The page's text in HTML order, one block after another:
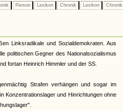
Person Lexikon Chronik Lexikon Chronik
Linksradikale und Sozialdemokraten. Aus
politischen Gegner des Nationalsozialismus
fortan Heinrich Himmler und der SS.
Strafen verhängen und sogar im
Konzentrationslager und Hinrichtungen ohne